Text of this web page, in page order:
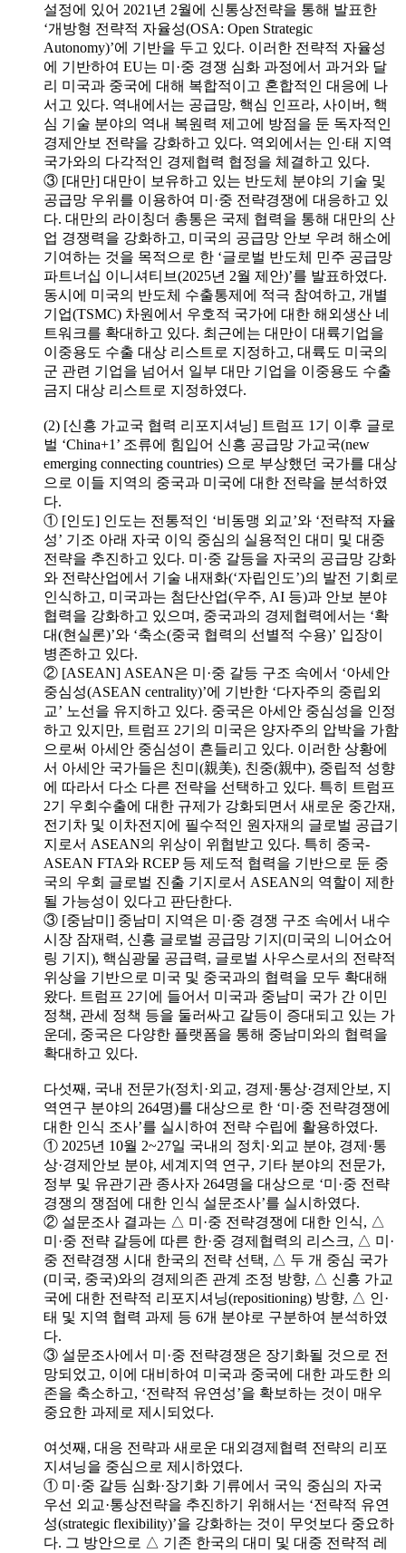
설정에 있어 2021년 2월에 신통상전략을 통해 발표한
‘개방형 전략적 자율성(OSA: Open Strategic
Autonomy)’에 기반을 두고 있다. 이러한 전략적 자율성
에 기반하여 EU는 미·중 경쟁 심화 과정에서 과거와 달
리 미국과 중국에 대해 복합적이고 혼합적인 대응에 나
서고 있다. 역내에서는 공급망, 핵심 인프라, 사이버, 핵
심 기술 분야의 역내 복원력 제고에 방점을 둔 독자적인
경제안보 전략을 강화하고 있다. 역외에서는 인·태 지역
국가와의 다각적인 경제협력 협정을 체결하고 있다.
③ [대만] 대만이 보유하고 있는 반도체 분야의 기술 및
공급망 우위를 이용하여 미·중 전략경쟁에 대응하고 있
다. 대만의 라이칭더 총통은 국제 협력을 통해 대만의 산
업 경쟁력을 강화하고, 미국의 공급망 안보 우려 해소에
기여하는 것을 목적으로 한 ‘글로벌 반도체 민주 공급망
파트너십 이니셔티브(2025년 2월 제안)’를 발표하였다.
동시에 미국의 반도체 수출통제에 적극 참여하고, 개별
기업(TSMC) 차원에서 우호적 국가에 대한 해외생산 네
트워크를 확대하고 있다. 최근에는 대만이 대륙기업을
이중용도 수출 대상 리스트로 지정하고, 대륙도 미국의
군 관련 기업을 넘어서 일부 대만 기업을 이중용도 수출
금지 대상 리스트로 지정하였다.
(2) [신흥 가교국 협력 리포지셔닝] 트럼프 1기 이후 글로
벌 ‘China+1’ 조류에 힘입어 신흥 공급망 가교국(new
emerging connecting countries) 으로 부상했던 국가를 대상
으로 이들 지역의 중국과 미국에 대한 전략을 분석하였
다.
① [인도] 인도는 전통적인 ‘비동맹 외교’와 ‘전략적 자율
성’ 기조 아래 자국 이익 중심의 실용적인 대미 및 대중
전략을 추진하고 있다. 미·중 갈등을 자국의 공급망 강화
와 전략산업에서 기술 내재화(‘자립인도’)의 발전 기회로
인식하고, 미국과는 첨단산업(우주, AI 등)과 안보 분야
협력을 강화하고 있으며, 중국과의 경제협력에서는 ‘확
대(현실론)’와 ‘축소(중국 협력의 선별적 수용)’ 입장이
병존하고 있다.
② [ASEAN] ASEAN은 미·중 갈등 구조 속에서 ‘아세안
중심성(ASEAN centrality)’에 기반한 ‘다자주의 중립외
교’ 노선을 유지하고 있다. 중국은 아세안 중심성을 인정
하고 있지만, 트럼프 2기의 미국은 양자주의 압박을 가함
으로써 아세안 중심성이 흔들리고 있다. 이러한 상황에
서 아세안 국가들은 친미(親美), 친중(親中), 중립적 성향
에 따라서 다소 다른 전략을 선택하고 있다. 특히 트럼프
2기 우회수출에 대한 규제가 강화되면서 새로운 중간재,
전기차 및 이차전지에 필수적인 원자재의 글로벌 공급기
지로서 ASEAN의 위상이 위협받고 있다. 특히 중국-
ASEAN FTA와 RCEP 등 제도적 협력을 기반으로 둔 중
국의 우회 글로벌 진출 기지로서 ASEAN의 역할이 제한
될 가능성이 있다고 판단한다.
③ [중남미] 중남미 지역은 미·중 경쟁 구조 속에서 내수
시장 잠재력, 신흥 글로벌 공급망 기지(미국의 니어쇼어
링 기지), 핵심광물 공급력, 글로벌 사우스로서의 전략적
위상을 기반으로 미국 및 중국과의 협력을 모두 확대해
왔다. 트럼프 2기에 들어서 미국과 중남미 국가 간 이민
정책, 관세 정책 등을 둘러싸고 갈등이 증대되고 있는 가
운데, 중국은 다양한 플랫폼을 통해 중남미와의 협력을
확대하고 있다.
다섯째, 국내 전문가(정치·외교, 경제·통상·경제안보, 지
역연구 분야의 264명)를 대상으로 한 ‘미·중 전략경쟁에
대한 인식 조사’를 실시하여 전략 수립에 활용하였다.
① 2025년 10월 2~27일 국내의 정치·외교 분야, 경제·통
상·경제안보 분야, 세계지역 연구, 기타 분야의 전문가,
정부 및 유관기관 종사자 264명을 대상으로 ‘미·중 전략
경쟁의 쟁점에 대한 인식 설문조사’를 실시하였다.
② 설문조사 결과는 △ 미·중 전략경쟁에 대한 인식, △
미·중 전략 갈등에 따른 한·중 경제협력의 리스크, △ 미·
중 전략경쟁 시대 한국의 전략 선택, △ 두 개 중심 국가
(미국, 중국)와의 경제의존 관계 조정 방향, △ 신흥 가교
국에 대한 전략적 리포지셔닝(repositioning) 방향, △ 인·
태 및 지역 협력 과제 등 6개 분야로 구분하여 분석하였
다.
③ 설문조사에서 미·중 전략경쟁은 장기화될 것으로 전
망되었고, 이에 대비하여 미국과 중국에 대한 과도한 의
존을 축소하고, ‘전략적 유연성’을 확보하는 것이 매우
중요한 과제로 제시되었다.
여섯째, 대응 전략과 새로운 대외경제협력 전략의 리포
지셔닝을 중심으로 제시하였다.
① 미·중 갈등 심화·장기화 기류에서 국익 중심의 자국
우선 외교·통상전략을 추진하기 위해서는 ‘전략적 유연
성(strategic flexibility)’을 강화하는 것이 무엇보다 중요하
다. 그 방안으로 △ 기존 한국의 대미 및 대중 전략적 레